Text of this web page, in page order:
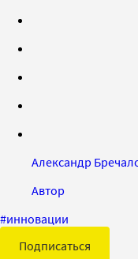
Александр
Автор
#инновации
Подписаться